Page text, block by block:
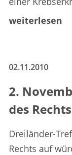
weiterlesen
02.11.2010
2.
des
Dreiländer-
Rechts auf